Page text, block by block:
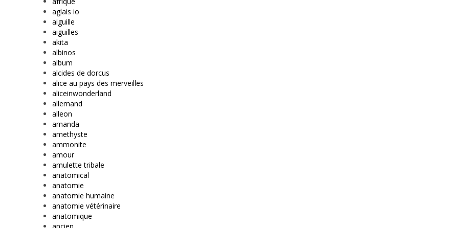
aglais io
aiguille
aiguilles
akita
albinos
album
alcides de dorcus
alice au pays des merveilles
aliceinwonderland
allemand
alleon
amanda
amethyste
ammonite
amour
amulette tribale
anatomical
anatomie
anatomie humaine
anatomie vétérinaire
anatomique
ancien